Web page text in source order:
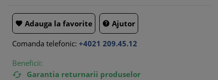
 Adauga la favorite  Ajutor
Comanda telefonic: +4021 209.45.12
Beneficii:
 Garantia returnarii produselor